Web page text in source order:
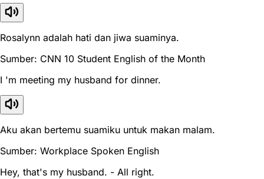
Rosalynn adalah hati dan jiwa suaminya.
Sumber: CNN 10 Student English of the Month
I 'm meeting my husband for dinner.
Aku akan bertemu suamiku untuk makan malam.
Sumber: Workplace Spoken English
Hey, that's my husband. - All right.